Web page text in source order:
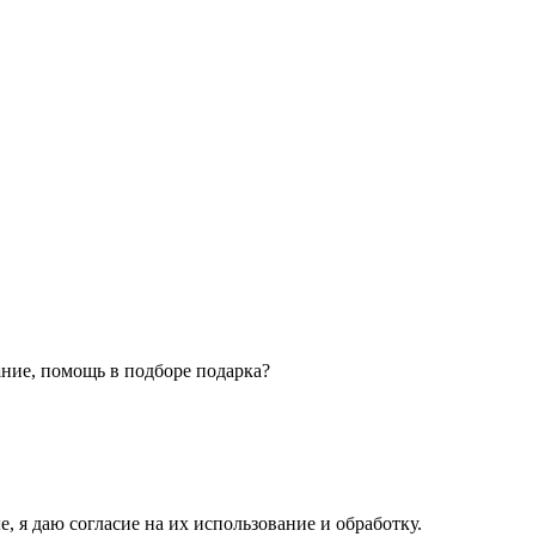
помощь в подборе подарка?
я даю согласие на их использование и обработку.